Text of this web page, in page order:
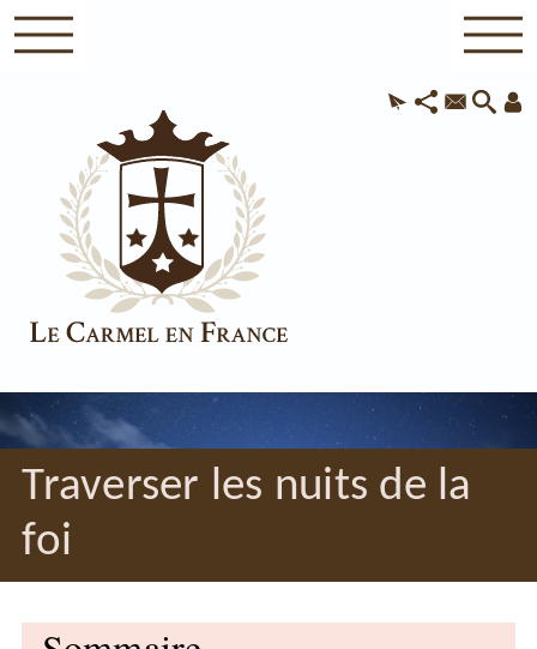
Traverser les nuits de la
foi